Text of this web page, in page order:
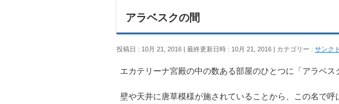
アラベスクの間
投稿日 : 10月 21, 2016 最終更新日時 : 10月 21, 2016 カテゴリー : サンク
エカテリーナ宮殿の中の数ある部屋のひとつに「アラベス
壁や天井に唐草模様が施されていることから、この名で呼